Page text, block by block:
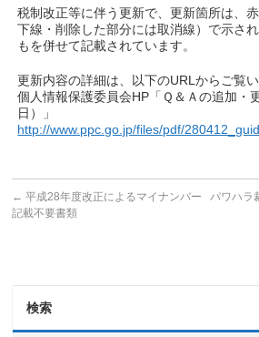
税制改正等に伴う更新で、更新箇所は、
下線・削除した部分には取消線）で示さ
もを併せて記載されています。
更新内容の詳細は、以下のURLからご覧い
個人情報保護委員会HP「Ｑ＆Ａの追加・
日）」
http://www.ppc.go.jp/files/pdf/
← 平成28年度改正によるマイナンバー
記載不要書類
パワハラ
検索